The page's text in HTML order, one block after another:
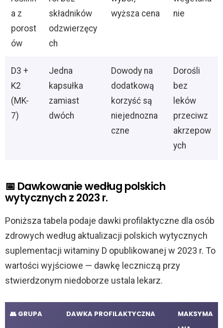
a z
porost
ów
składników
odzwierzęcy
ch
wyższa cena
nie
D3 +
K2
(MK-
7)
Jedna
kapsułka
zamiast
dwóch
Dowody na
dodatkową
korzyść są
niejednozna
czne
Dorośli
bez
leków
przeciwz
akrzepow
ych
📅 Dawkowanie według polskich
wytycznych z 2023 r.
Poniższa tabela podaje dawki profilaktyczne dla osób
zdrowych według aktualizacji polskich wytycznych
suplementacji witaminy D opublikowanej w 2023 r. To
wartości wyjściowe — dawkę leczniczą przy
stwierdzonym niedoborze ustala lekarz.
👥 GRUPA DAWKA PROFILAKTYCZNA
MAKSYMA